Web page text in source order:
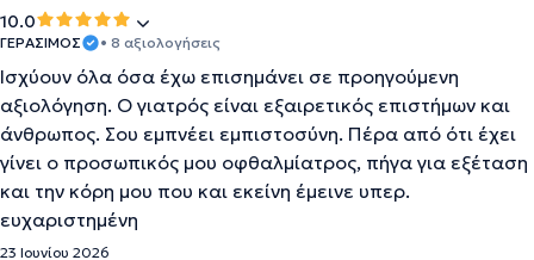
10.0
ΓΕΡΑΣΙΜΟΣ • 8 αξιολογήσεις
Ισχύουν όλα όσα έχω επισημάνει σε προηγούμενη
αξιολόγηση. Ο γιατρός είναι εξαιρετικός επιστήμων και
άνθρωπος. Σου εμπνέει εμπιστοσύνη. Πέρα από ότι έχει
γίνει ο προσωπικός μου οφθαλμίατρος, πήγα για εξέταση
και την κόρη μου που και εκείνη έμεινε υπερ.
ευχαριστημένη
23 Ιουνίου 2026